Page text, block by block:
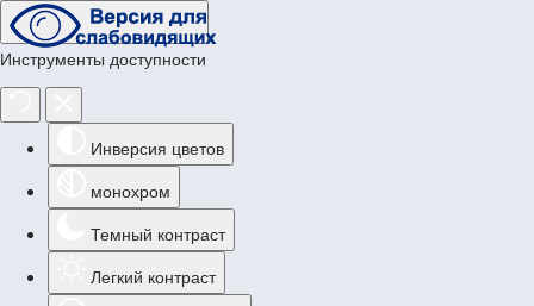
Инструменты доступности
Инверсия цветов
монохром
Темный контраст
Легкий контраст